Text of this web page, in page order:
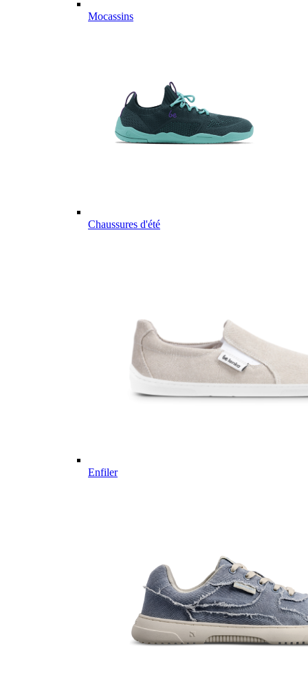
Mocassins
Chaussures d'été
Enfiler